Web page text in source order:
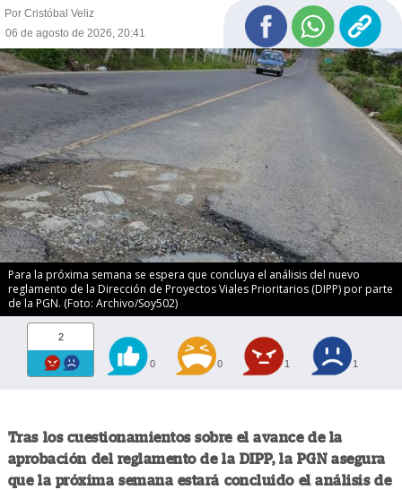
Por Cristóbal Veliz
06 de agosto de 2026, 20:41
Para la próxima semana se espera que concluya el análisis del nuevo
reglamento de la Dirección de Proyectos Viales Prioritarios (DIPP) por parte
de la PGN. (Foto: Archivo/Soy502)
2
0 0 1 1
Tras los cuestionamientos sobre el avance de la
aprobación del reglamento de la DIPP, la PGN asegura
que la próxima semana estará concluido el análisis de